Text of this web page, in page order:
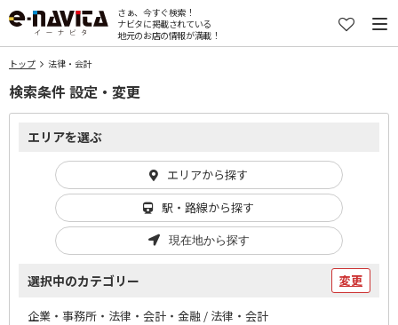
さぁ、今すぐ検索！
ナビタに掲載されている
地元のお店の情報が満載！
トップ 法律・会計
検索条件 設定・変更
エリアを選ぶ
エリアから探す
駅・路線から探す
現在地から探す
選択中のカテゴリー 変更
企業・事務所・法律・会計・金融 / 法律・会計